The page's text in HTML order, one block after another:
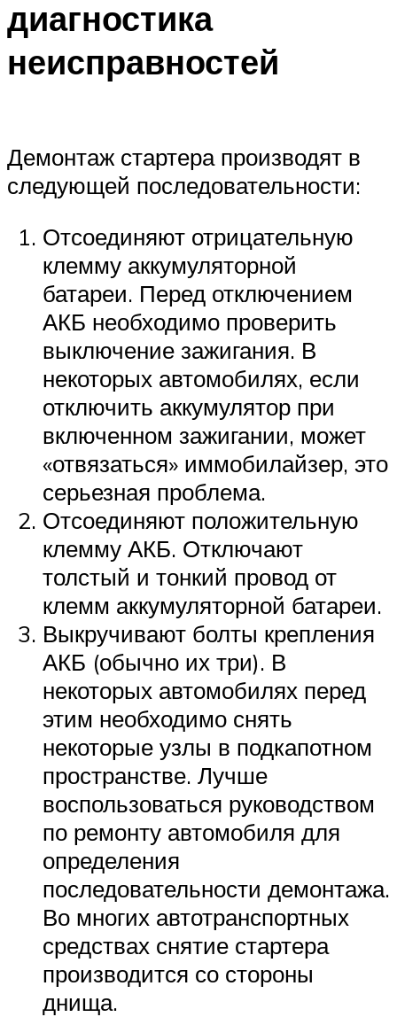
диагностика
неисправностей
Демонтаж стартера производят в
следующей последовательности:
Отсоединяют отрицательную
клемму аккумуляторной
батареи. Перед отключением
АКБ необходимо проверить
выключение зажигания. В
некоторых автомобилях, если
отключить аккумулятор при
включенном зажигании, может
«отвязаться» иммобилайзер, это
серьезная проблема.
Отсоединяют положительную
клемму АКБ. Отключают
толстый и тонкий провод от
клемм аккумуляторной батареи.
Выкручивают болты крепления
АКБ (обычно их три). В
некоторых автомобилях перед
этим необходимо снять
некоторые узлы в подкапотном
пространстве. Лучше
воспользоваться руководством
по ремонту автомобиля для
определения
последовательности демонтажа.
Во многих автотранспортных
средствах снятие стартера
производится со стороны
днища.